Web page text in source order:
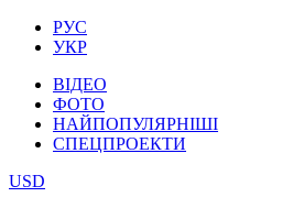
РУС
УКР
ВІДЕО
ФОТО
НАЙПОПУЛЯРНІШІ
СПЕЦПРОЕКТИ
USD